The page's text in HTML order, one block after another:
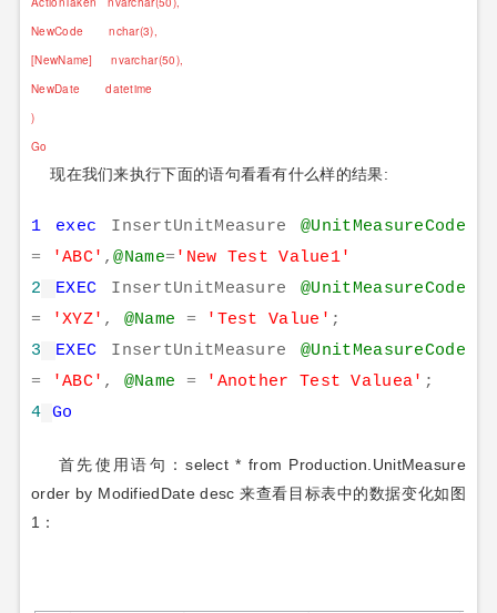
NewCode nchar(3),
[NewName] nvarchar(50),
NewDate datetime
)
Go
现在我们来执行下面的语句看看有什么样的结果:
1 exec InsertUnitMeasure@UnitMeasureCode
=
'ABC' ,@Name= ' New Test Value1'
2
EXEC InsertUnitMeasure@UnitMeasureCode
=
'XYZ' , @Name = ' Test Value ' ;
3
EXEC InsertUnitMeasure@UnitMeasureCode
=
'ABC' , @Name = ' Another Test Valuea' ;
4 Go
首先使用语句：select * from Production.UnitMeasure
order by ModifiedDate desc 来查看目标表中的数据变化如图
1：